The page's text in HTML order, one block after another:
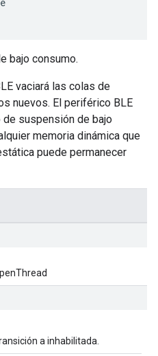
bajo consumo.
vaciará las colas de
nuevos. El periférico BLE
de suspensión de bajo
memoria dinámica que
puede permanecer
a inhabilitada.